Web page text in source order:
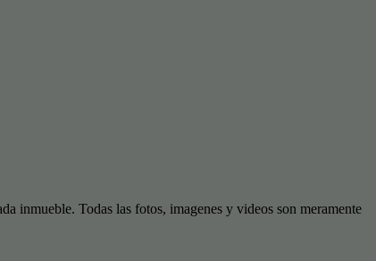
inmueble. Todas las fotos, imagenes y videos son meramente